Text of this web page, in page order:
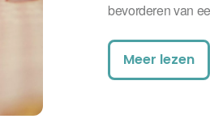
bevorderen van
Meer lezen